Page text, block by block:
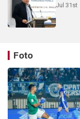
Jul 31st
Foto